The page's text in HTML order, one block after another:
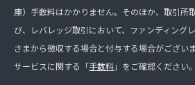
庫）手数料はかかりません。そのほか、取引所
び、レバレッジ取引において、ファンディング
さまから徴収する場合と付与する場合がござい
サービスに関する「手数料」をご確認ください。